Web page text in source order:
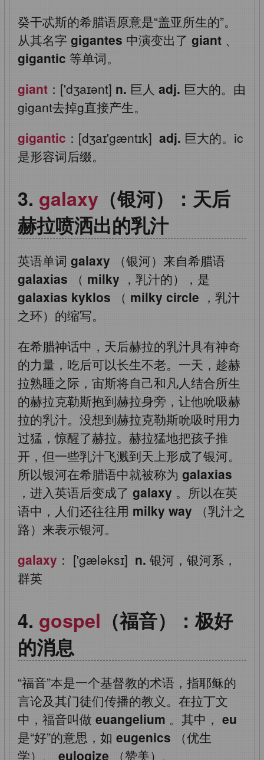
癸干忒斯的希腊语原意是“盖亚所生的”。
从其名字 gigantes 中演变出了 giant 、
gigantic 等单词。
giant ：['dʒaɪənt] n. 巨人 adj. 巨大的。由
gigant去掉g直接产生。
gigantic ：[dʒaɪ'gæntɪk] adj. 巨大的。ic
是形容词后缀。
galaxy （银河）：天后
赫拉喷洒出的乳汁
英语单词 galaxy （银河）来自希腊语
galaxias （ milky ，乳汁的），是
galaxias kyklos （ milky circle ，乳汁
之环）的缩写。
在希腊神话中，天后赫拉的乳汁具有神奇
的力量，吃后可以长生不老。一天，趁赫
拉熟睡之际，宙斯将自己和凡人结合所生
的赫拉克勒斯抱到赫拉身旁，让他吮吸赫
拉的乳汁。没想到赫拉克勒斯吮吸时用力
过猛，惊醒了赫拉。赫拉猛地把孩子推
开，但一些乳汁飞溅到天上形成了银河。
所以银河在希腊语中就被称为 galaxias
，进入英语后变成了 galaxy 。所以在英
语中，人们还往往用 milky way （乳汁之
路）来表示银河。
galaxy ： ['gæləksɪ] n. 银河，银河系，
群英
gospel （福音）：极好
的消息
“福音”本是一个基督教的术语，指耶稣的
言论及其门徒们传播的教义。在拉丁文
中，福音叫做 euangelium 。其中， eu
是“好”的意思，如 eugenics （优生
学）、 eulogize （赞美）、